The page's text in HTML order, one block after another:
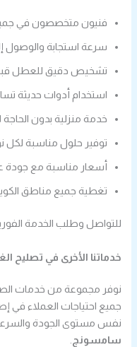
فنيون متخصصون في
سرعة استجابة والوصول
تشخيص دقيق للعطل قبل
استخدام أدوات حديثة
خدمة منزلية بدون
توفير حلول مناسبة
أسعار مناسبة مع جودة
تغطية جميع مناطق
للتواصل وطلب الخدمة
خدماتنا الأخرى في تصليح
نوفر مجموعة من خدمات
جميع احتياجات العملاء في
نفس مستوى الجودة
سامسونج.